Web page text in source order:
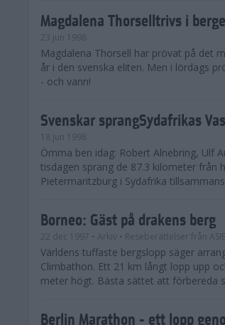
Magdalena Thorselltrivs i
23 jun 1998
Magdalena Thorsell har prövat på det
år i den svenska eliten. Men i lördags
- och vann!
Svenskar sprangSydafrikas
18 jun 1998
Ömma ben idag: Robert Alnebring, Ulf
tisdagen sprang de 87.3 kilometer från
Pietermaritzburg i Sydafrika
Borneo: Gäst på drakens berg
22 dec 1997 • Arkiv • Reseberättelser från
Världens tuffaste bergslopp säger
Climbathon. Ett 21 km långt lopp upp
meter högt. Bästa sättet att förbereda
Berlin Marathon - ett lopp